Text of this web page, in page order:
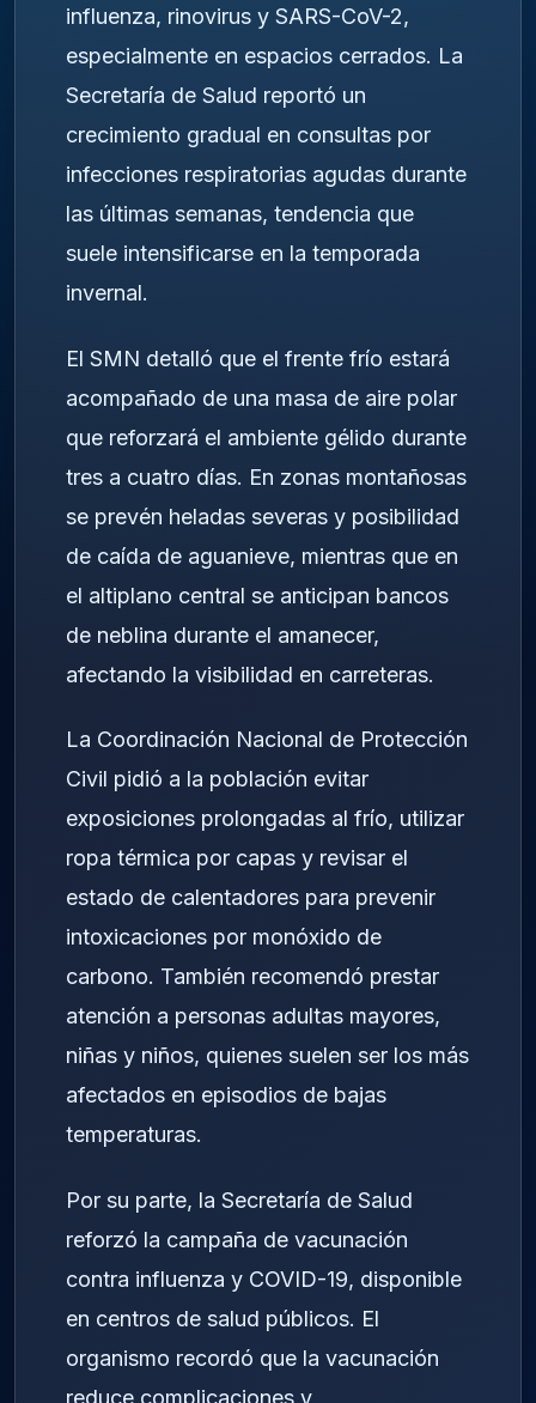
influenza, rinovirus y SARS-CoV-2,
especialmente en espacios cerrados. La
Secretaría de Salud reportó un
crecimiento gradual en consultas por
infecciones respiratorias agudas durante
las últimas semanas, tendencia que
suele intensificarse en la temporada
invernal.
El SMN detalló que el frente frío estará
acompañado de una masa de aire polar
que reforzará el ambiente gélido durante
tres a cuatro días. En zonas montañosas
se prevén heladas severas y posibilidad
de caída de aguanieve, mientras que en
el altiplano central se anticipan bancos
de neblina durante el amanecer,
afectando la visibilidad en carreteras.
La Coordinación Nacional de Protección
Civil pidió a la población evitar
exposiciones prolongadas al frío, utilizar
ropa térmica por capas y revisar el
estado de calentadores para prevenir
intoxicaciones por monóxido de
carbono. También recomendó prestar
atención a personas adultas mayores,
niñas y niños, quienes suelen ser los más
afectados en episodios de bajas
temperaturas.
Por su parte, la Secretaría de Salud
reforzó la campaña de vacunación
contra influenza y COVID-19, disponible
en centros de salud públicos. El
organismo recordó que la vacunación
reduce complicaciones y